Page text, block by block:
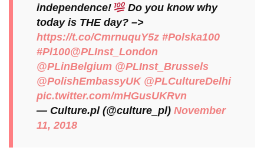
independence!
Do you know why
today is THE day? –>
https://t.co/CmrnuquY5z #Polska100
#Pl100@PLInst_London
@PLinBelgium @PLInst_Brussels
@PolishEmbassyUK @PLCultureDelhi
pic.twitter.com/mHGusUKRvn
— Culture.pl (@culture_pl) November
11, 2018